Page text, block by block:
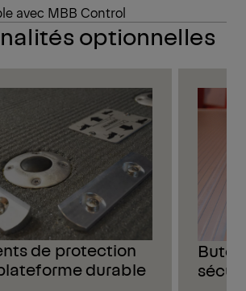
avec MBB Control
optionnelles
de protection
durable